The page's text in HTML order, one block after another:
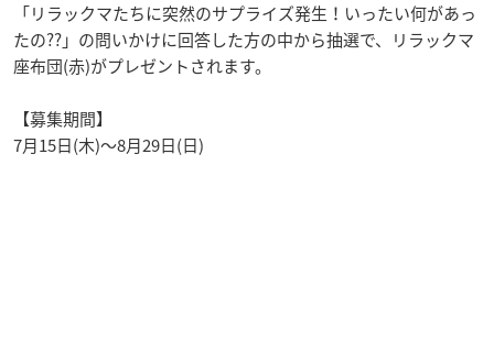
「リラックマたちに突然のサプライズ発生！いったい何があっ
たの??」の問いかけに回答した方の中から抽選で、リラックマ
座布団(赤)がプレゼントされます。
【募集期間】
7月15日(木)～8月29日(日)